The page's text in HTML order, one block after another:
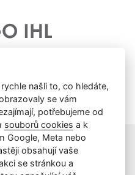
našli to, co hledáte,
se vám
potřebujeme od
souborů cookies a k
Google, Meta nebo
obsahují vaše
se stránkou a